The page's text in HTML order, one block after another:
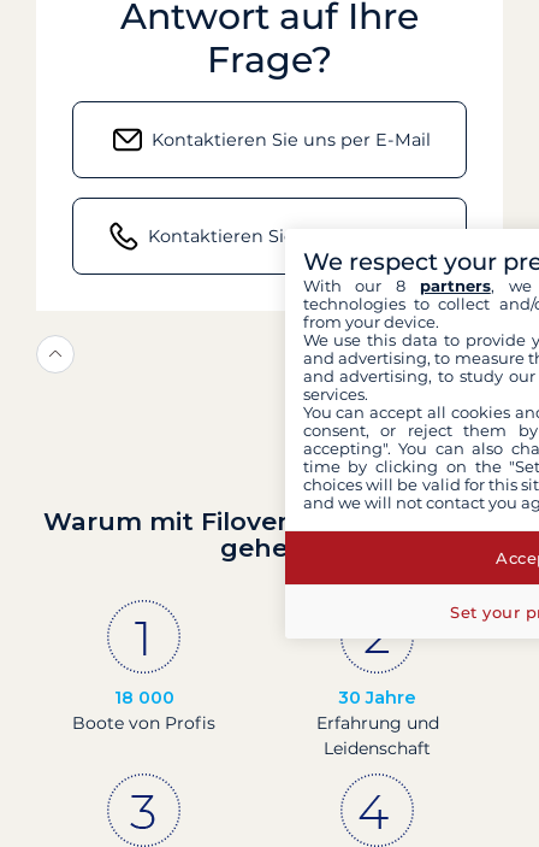
Antwort auf Ihre
Frage?
Kontaktieren Sie uns per E-Mail
Kontaktieren Sie uns telefonisch
Warum mit Filovent auf Segeltörn
gehen?
18 000
Boote von Profis
30 Jahre
Erfahrung und
Leidenschaft
We respect your
With our 8 partners, we
technologies to collect
from your device.
We use this data to provide
and advertising, to measure
and advertising, to study
services.
You can accept all cookies
consent, or reject them
accepting". You can also
time by clicking on the
choices will be valid for this
and we will not contact you
Set your